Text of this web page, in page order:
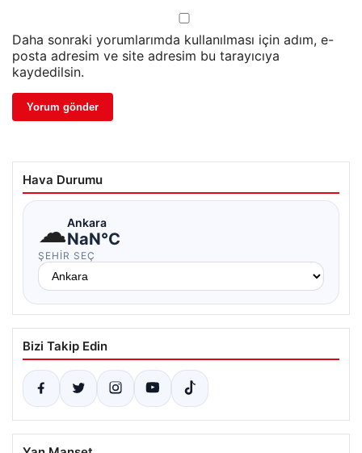
Daha sonraki yorumlarımda kullanılması için adım, e-
posta adresim ve site adresim bu tarayıcıya
kaydedilsin.
Hava Durumu
☁Ankara
NaN°C
ŞEHIR SEÇ
Bizi Takip Edin